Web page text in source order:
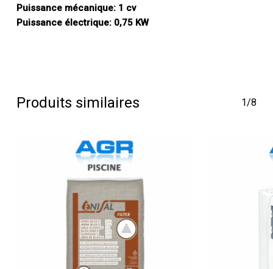
Puissance mécanique: 1 cv
Puissance électrique: 0,75 KW
Produits similaires 1/8